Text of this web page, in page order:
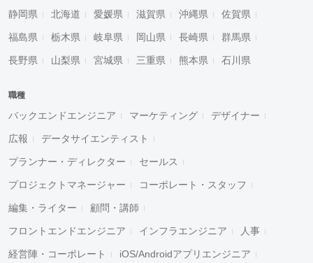
静岡県 北海道 愛媛県 滋賀県 沖縄県 佐賀県
福島県 栃木県 岐阜県 岡山県 長崎県 群馬県
長野県 山梨県 宮城県 三重県 熊本県 石川県
職種
バックエンドエンジニア マーケティング デザイナー
広報 データサイエンティスト
プランナー・ディレクター セールス
プロジェクトマネージャー コーポレート・スタッフ
編集・ライター 顧問・講師
フロントエンドエンジニア インフラエンジニア 人事
経営陣・コーポレート iOS/Androidアプリエンジニア